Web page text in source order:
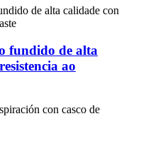
fundido de alta
ao